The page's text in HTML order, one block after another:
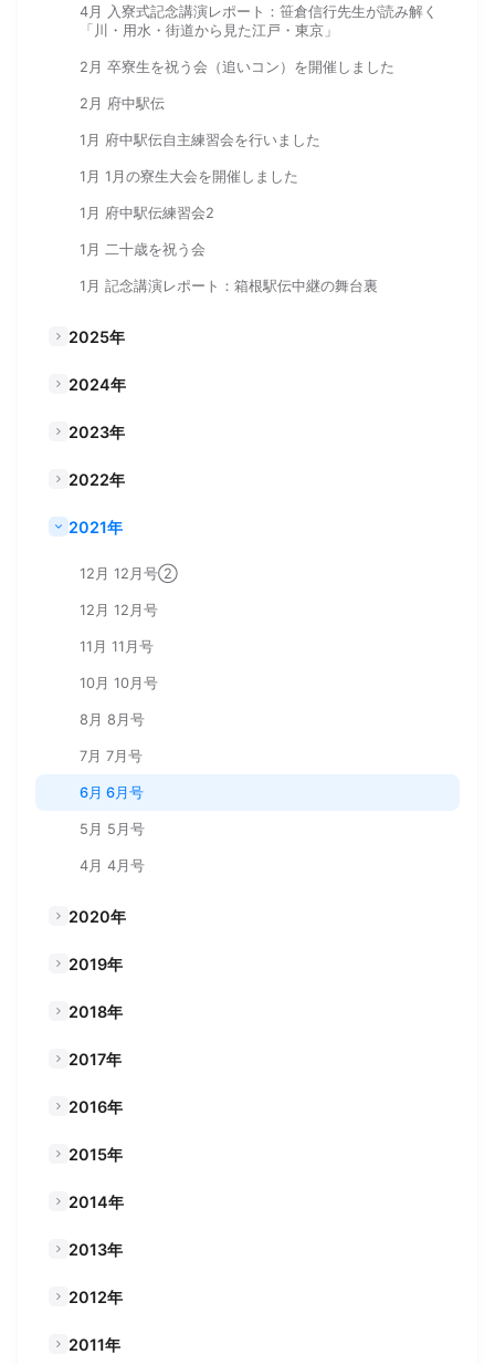
4月 入寮式記念講演レポート：笹倉信行先生が読み解く
「川・用水・街道から見た江戸・東京」
2月 卒寮生を祝う会（追いコン）を開催しました
2月 府中駅伝
1月 府中駅伝自主練習会を行いました
1月 1月の寮生大会を開催しました
1月 府中駅伝練習会2
1月 二十歳を祝う会
1月 記念講演レポート：箱根駅伝中継の舞台裏
2025年
2024年
2023年
2022年
2021年
12月 12月号②
12月 12月号
11月 11月号
10月 10月号
8月 8月号
7月 7月号
6月 6月号
5月 5月号
4月 4月号
2020年
2019年
2018年
2017年
2016年
2015年
2014年
2013年
2012年
2011年